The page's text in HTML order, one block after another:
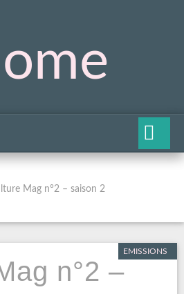
Mag n°2 – saison 2
EMISSIONS
n°2 –